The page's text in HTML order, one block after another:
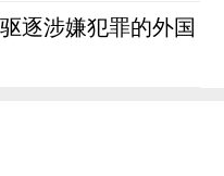
逐涉嫌犯罪的外国